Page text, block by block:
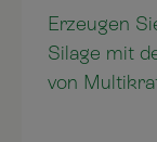
Erzeugen
Silage mit
von